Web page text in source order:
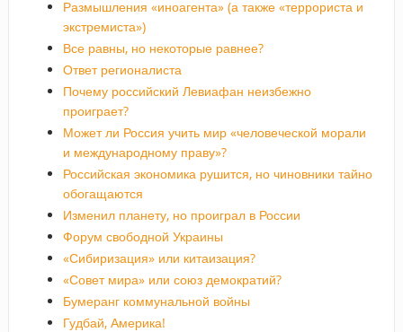
Размышления «иноагента» (а также «террориста и
экстремиста»)
Все равны, но некоторые равнее?
Ответ регионалиста
Почему российский Левиафан неизбежно
проиграет?
Может ли Россия учить мир «человеческой морали
и международному праву»?
Российская экономика рушится, но чиновники тайно
обогащаются
Изменил планету, но проиграл в России
Форум свободной Украины
«Сибиризация» или китаизация?
«Совет мира» или союз демократий?
Бумеранг коммунальной войны
Гудбай, Америка!